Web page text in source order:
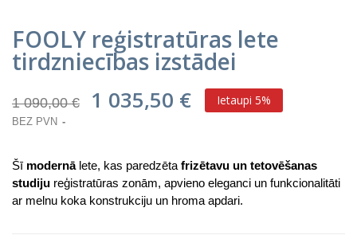
FOOLY reģistratūras lete
tirdzniecības izstādei
1 090,00 € 1 035,50 € Ietaupi 5%
BEZ PVN
Šī modernālete, kas paredzēta frizētavu un tetovēšanas
studiju reģistratūras zonām, apvieno eleganci un funkcionalitāti
ar melnu koka konstrukciju un hroma apdari.